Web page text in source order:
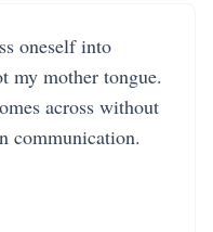
oneself into
my mother tongue.
across without
communication.